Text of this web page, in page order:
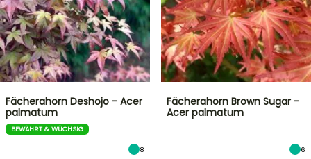
Fächerahorn Deshojo - Acer
palmatum
BEWÄHRT & WÜCHSIG
8
Fächerahorn Brown Sugar -
Acer palmatum
6